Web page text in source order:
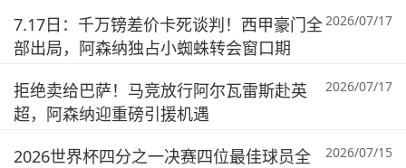
7.17日：千万镑差价卡死谈判！西甲豪门全
部出局，阿森纳独占小蜘蛛转会窗口期
2026/07/17
拒绝卖给巴萨！马竞放行阿尔瓦雷斯赴英
超，阿森纳迎重磅引援机遇
2026/07/17
2026世界杯四分之一决赛四位最佳球员全
2026/07/15